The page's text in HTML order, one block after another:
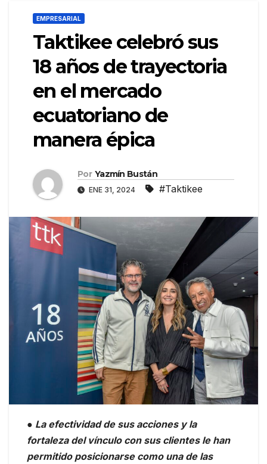
EMPRESARIAL
Taktikee celebró sus
18 años de trayectoria
en el mercado
ecuatoriano de
manera épica
Por Yazmín Bustán
ENE 31, 2024 #Taktikee
● La efectividad de sus acciones y la
fortaleza del vínculo con sus clientes le han
permitido posicionarse como una de las